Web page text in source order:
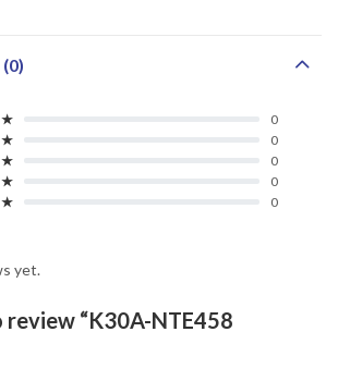
★
0
★
0
★
0
★
0
★
0
yet.
“K30A-NTE458